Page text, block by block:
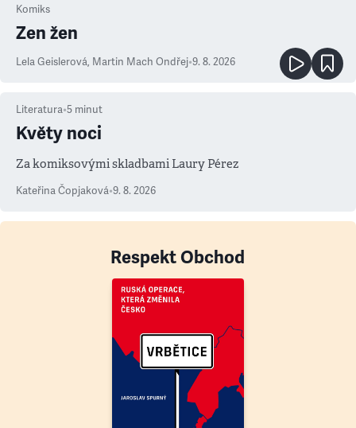
Komiks
Zen žen
Lela Geislerová, Martin Mach Ondřej•9. 8. 2026
Literatura•5 minut
Květy noci
Za komiksovými skladbami Laury Pérez
Kateřina Čopjaková•9. 8. 2026
Respekt Obchod